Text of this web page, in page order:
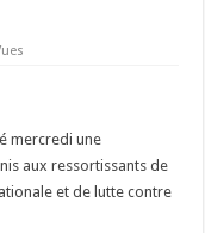
mercredi une
aux ressortissants de
et de lutte contre